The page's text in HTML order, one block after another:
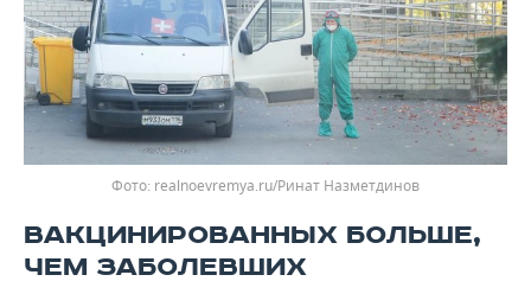
realnoevremya.ru/Ринат Назметдинов
ВАКЦИНИРОВАННЫХ БОЛЬШЕ,
ЧЕМ ЗАБОЛЕВШИХ